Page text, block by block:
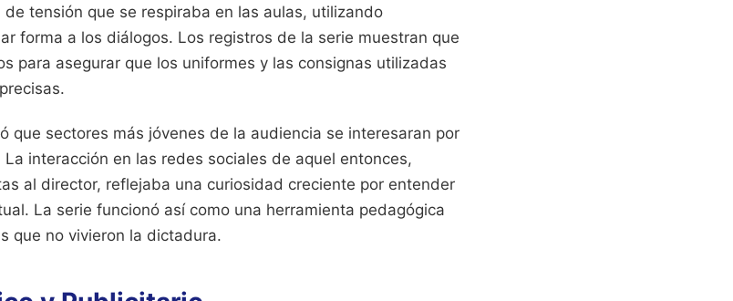
tensión que se respiraba en las aulas, utilizando
forma a los diálogos. Los registros de la serie muestran que
para asegurar que los uniformes y las consignas utilizadas
que sectores más jóvenes de la audiencia se interesaran por
interacción en las redes sociales de aquel entonces,
al director, reflejaba una curiosidad creciente por entender
La serie funcionó así como una herramienta pedagógica
que no vivieron la dictadura.